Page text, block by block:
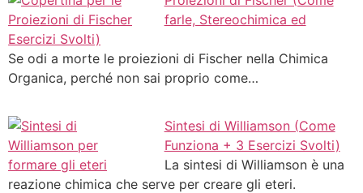
farle, Stereochimica ed
Esercizi Svolti)
Se odi a morte le proiezioni di Fischer nella Chimica
Organica, perché non sai proprio come…
Sintesi di Williamson (Come
Funziona + 3 Esercizi Svolti)
La sintesi di Williamson è una
reazione chimica che serve per creare gli eteri.